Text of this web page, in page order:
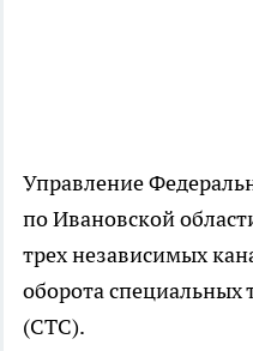
Управление
по Ивановской
трех независимых
оборота специальных
(СТС).